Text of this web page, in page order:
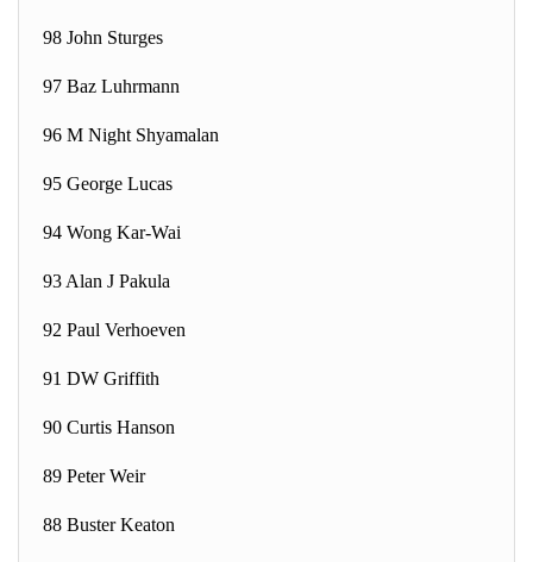
98 John Sturges
97 Baz Luhrmann
96 M Night Shyamalan
95 George Lucas
94 Wong Kar-Wai
93 Alan J Pakula
92 Paul Verhoeven
91 DW Griffith
90 Curtis Hanson
89 Peter Weir
88 Buster Keaton